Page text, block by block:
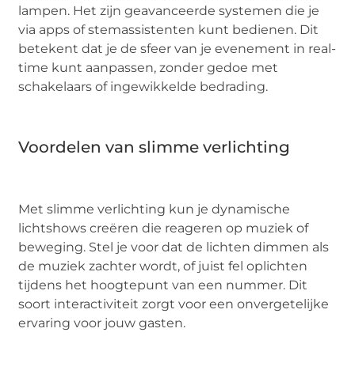
lampen. Het zijn geavanceerde systemen die je
via apps of stemassistenten kunt bedienen. Dit
betekent dat je de sfeer van je evenement in real-
time kunt aanpassen, zonder gedoe met
schakelaars of ingewikkelde bedrading.
Voordelen van slimme verlichting
Met slimme verlichting kun je dynamische
lichtshows creëren die reageren op muziek of
beweging. Stel je voor dat de lichten dimmen als
de muziek zachter wordt, of juist fel oplichten
tijdens het hoogtepunt van een nummer. Dit
soort interactiviteit zorgt voor een onvergetelijke
ervaring voor jouw gasten.